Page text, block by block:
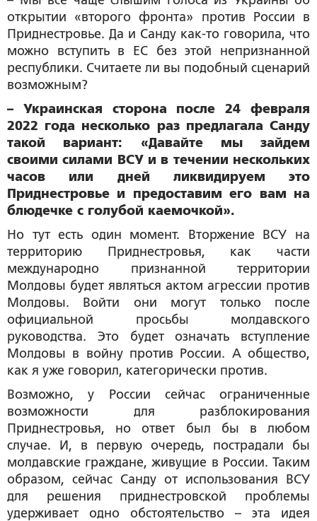
открытии «второго фронта» против России в
Приднестровье. Да и Санду как-то говорила, что
можно вступить в ЕС без этой непризнанной
республики. Считаете ли вы подобный сценарий
возможным?
– Украинская сторона после 24 февраля
2022 года несколько раз предлагала Санду
такой вариант: «Давайте мы зайдем
своими силами ВСУ и в течении нескольких
часов или дней ликвидируем это
Приднестровье и предоставим его вам на
блюдечке с голубой каемочкой».
Но тут есть один момент. Вторжение ВСУ на
территорию Приднестровья, как части
международно признанной территории
Молдовы будет являться актом агрессии против
Молдовы. Войти они могут только после
официальной просьбы молдавского
руководства. Это будет означать вступление
Молдовы в войну против России. А общество,
как я уже говорил, категорически против.
Возможно, у России сейчас ограниченные
возможности для разблокирования
Приднестровья, но ответ был бы в любом
случае. И, в первую очередь, пострадали бы
молдавские граждане, живущие в России. Таким
образом, сейчас Санду от использования ВСУ
для решения приднестровской проблемы
удерживает одно обстоятельство – эта идея